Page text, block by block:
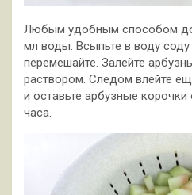
Любым удобным способом
мл воды. Всыпьте в воду
перемешайте. Залейте
раствором. Следом влейте
и оставьте арбузные
часа.